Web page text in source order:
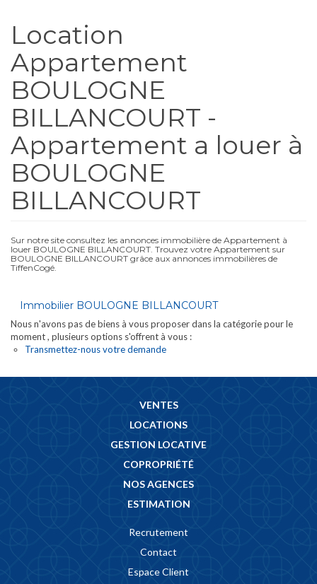
Location
Appartement
BOULOGNE
BILLANCOURT -
Appartement a louer à
BOULOGNE
BILLANCOURT
Sur notre site consultez les annonces immobilière de Appartement à
louer BOULOGNE BILLANCOURT. Trouvez votre Appartement sur
BOULOGNE BILLANCOURT grâce aux annonces immobilières de
TiffenCogé.
Immobilier BOULOGNE BILLANCOURT
Nous n'avons pas de biens à vous proposer dans la catégorie pour le
moment , plusieurs options s'offrent à vous :
Transmettez-nous votre demande
VENTES
LOCATIONS
GESTION LOCATIVE
COPROPRIÉTÉ
NOS AGENCES
ESTIMATION
Recrutement
Contact
Espace Client